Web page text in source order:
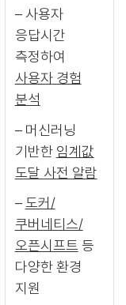
– 사용자
응답시간
측정하여
사용자 경험
분석
– 머신러닝
기반한 임계값
도달 사전 알람
–도커/
쿠버네티스/
오픈시프트 등
다양한 환경
지원